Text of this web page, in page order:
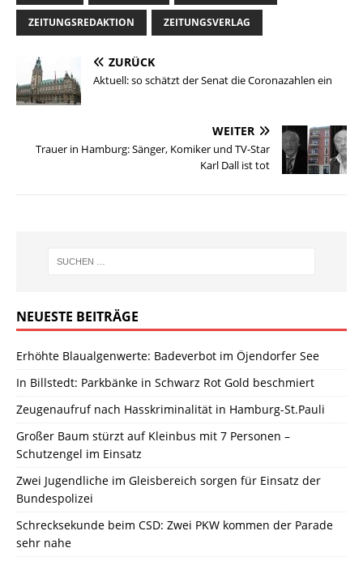
ZEITUNGSREDAKTION ZEITUNGSVERLAG
ZURÜCK
Aktuell: so schätzt der Senat die Coronazahlen ein
WEITER
Trauer in Hamburg: Sänger, Komiker und TV-Star
Karl Dall ist tot
NEUESTE BEITRÄGE
Erhöhte Blaualgenwerte: Badeverbot im Öjendorfer See
In Billstedt: Parkbänke in Schwarz Rot Gold beschmiert
Zeugenaufruf nach Hasskriminalität in Hamburg-St.Pauli
Großer Baum stürzt auf Kleinbus mit 7 Personen –
Schutzengel im Einsatz
Zwei Jugendliche im Gleisbereich sorgen für Einsatz der
Bundespolizei
Schrecksekunde beim CSD: Zwei PKW kommen der Parade
sehr nahe